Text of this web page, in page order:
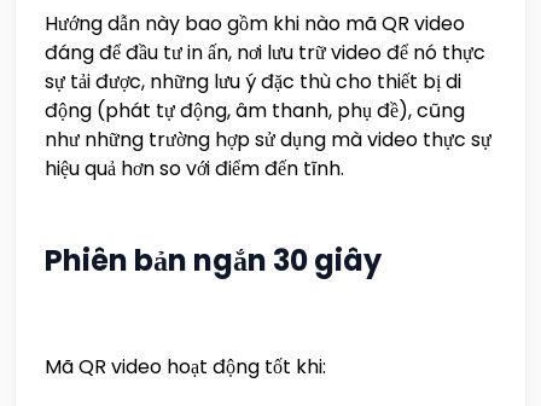
Hướng dẫn này bao gồm khi nào mã QR video
đáng để đầu tư in ấn, nơi lưu trữ video để nó thực
sự tải được, những lưu ý đặc thù cho thiết bị di
động (phát tự động, âm thanh, phụ đề), cũng
như những trường hợp sử dụng mà video thực sự
hiệu quả hơn so với điểm đến tĩnh.
Phiên bản ngắn 30 giây
Mã QR video hoạt động tốt khi: